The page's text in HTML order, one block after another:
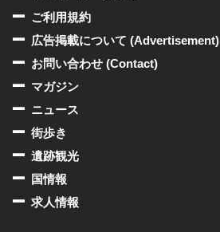
ご利用規約
広告掲載について (Advertisement)
お問い合わせ (Contact)
マガジン
ニュース
街歩き
遺跡観光
国情報
求人情報